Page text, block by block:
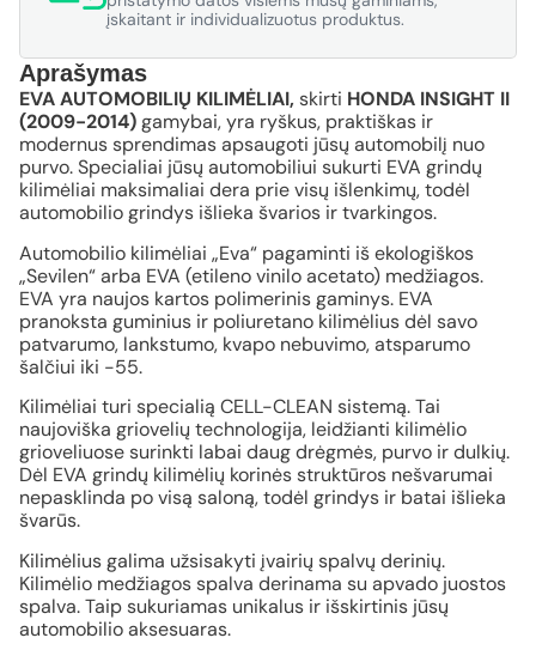
įskaitant ir individualizuotus produktus.
Aprašymas
EVA AUTOMOBILIŲ KILIMĖLIAI, skirti HONDA INSIGHT II
(2009-2014)gamybai, yra ryškus, praktiškas ir
modernus sprendimas apsaugoti jūsų automobilį nuo
purvo. Specialiai jūsų automobiliui sukurti EVA grindų
kilimėliai maksimaliai dera prie visų išlenkimų, todėl
automobilio grindys išlieka švarios ir tvarkingos.
Automobilio kilimėliai „Eva“ pagaminti iš ekologiškos
„Sevilen“ arba EVA (etileno vinilo acetato) medžiagos.
EVA yra naujos kartos polimerinis gaminys. EVA
pranoksta guminius ir poliuretano kilimėlius dėl savo
patvarumo, lankstumo, kvapo nebuvimo, atsparumo
šalčiui iki -55.
Kilimėliai turi specialią CELL-CLEAN sistemą. Tai
naujoviška griovelių technologija, leidžianti kilimėlio
grioveliuose surinkti labai daug drėgmės, purvo ir dulkių.
Dėl EVA grindų kilimėlių korinės struktūros nešvarumai
nepasklinda po visą saloną, todėl grindys ir batai išlieka
švarūs.
Kilimėlius galima užsisakyti įvairių spalvų derinių.
Kilimėlio medžiagos spalva derinama su apvado juostos
spalva. Taip sukuriamas unikalus ir išskirtinis jūsų
automobilio aksesuaras.